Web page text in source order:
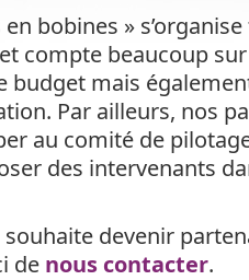
en bobines »
compte beaucoup
budget mais
Par ailleurs, nos
au comité de
des intervenants
devenir
de nous contacter.